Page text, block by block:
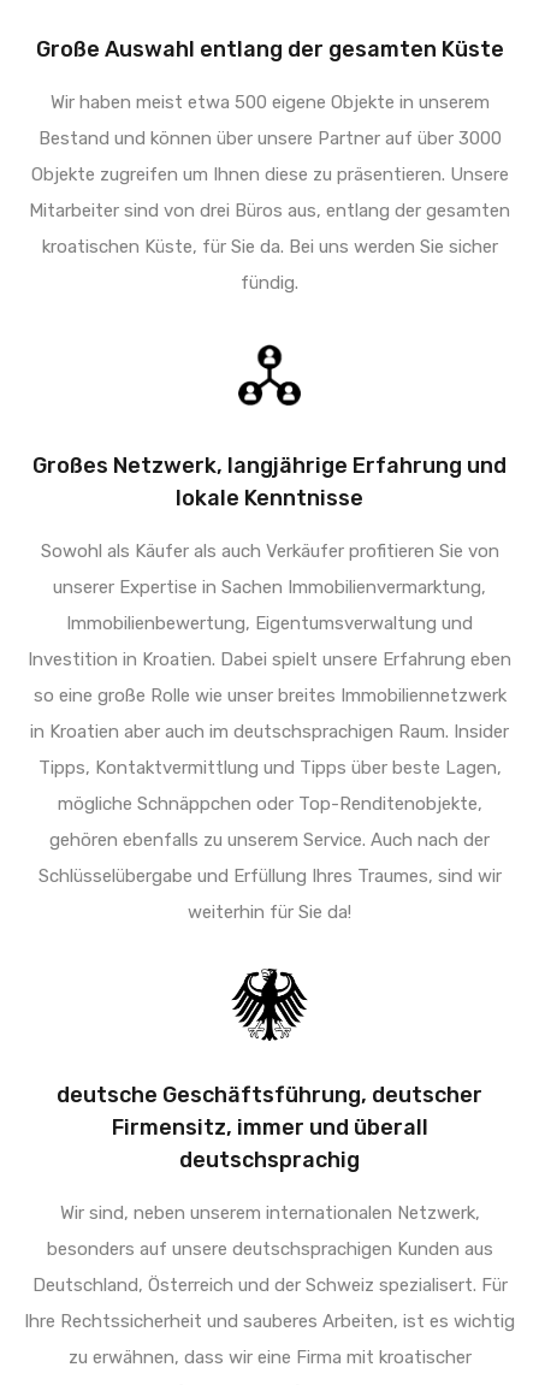
Große Auswahl entlang der gesamten Küste
Wir haben meist etwa 500 eigene Objekte in unserem
Bestand und können über unsere Partner auf über 3000
Objekte zugreifen um Ihnen diese zu präsentieren. Unsere
Mitarbeiter sind von drei Büros aus, entlang der gesamten
kroatischen Küste, für Sie da. Bei uns werden Sie sicher
fündig.
Großes Netzwerk, langjährige Erfahrung und
lokale Kenntnisse
Sowohl als Käufer als auch Verkäufer profitieren Sie von
unserer Expertise in Sachen Immobilienvermarktung,
Immobilienbewertung, Eigentumsverwaltung und
Investition in Kroatien. Dabei spielt unsere Erfahrung eben
so eine große Rolle wie unser breites Immobiliennetzwerk
in Kroatien aber auch im deutschsprachigen Raum. Insider
Tipps, Kontaktvermittlung und Tipps über beste Lagen,
mögliche Schnäppchen oder Top-Renditenobjekte,
gehören ebenfalls zu unserem Service. Auch nach der
Schlüsselübergabe und Erfüllung Ihres Traumes, sind wir
weiterhin für Sie da!
deutsche Geschäftsführung, deutscher
Firmensitz, immer und überall
deutschsprachig
Wir sind, neben unserem internationalen Netzwerk,
besonders auf unsere deutschsprachigen Kunden aus
Deutschland, Österreich und der Schweiz spezialisert. Für
Ihre Rechtssicherheit und sauberes Arbeiten, ist es wichtig
zu erwähnen, dass wir eine Firma mit kroatischer